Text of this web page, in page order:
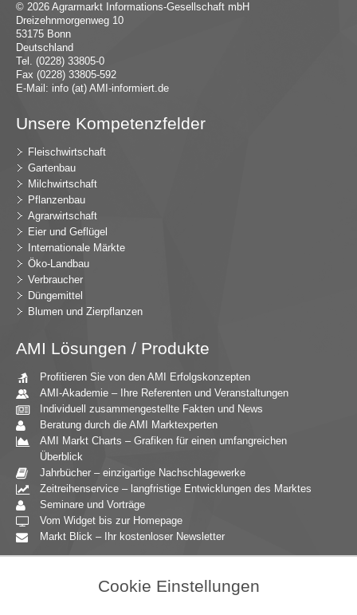
© 2026 Agrarmarkt Informations-Gesellschaft mbH
Dreizehnmorgenweg 10
53175 Bonn
Deutschland
Tel. (0228) 33805-0
Fax (0228) 33805-592
E-Mail: info (at) AMI-informiert.de
Unsere Kompetenzfelder
Fleischwirtschaft
Gartenbau
Milchwirtschaft
Pflanzenbau
Agrarwirtschaft
Eier und Geflügel
Internationale Märkte
Öko-Landbau
Verbraucher
Düngemittel
Blumen und Zierpflanzen
AMI Lösungen / Produkte
Profitieren Sie von den AMI Erfolgskonzepten
AMI-Akademie – Ihre Referenten und Veranstaltungen
Individuell zusammengestellte Fakten und News
Beratung durch die AMI Marktexperten
AMI Markt Charts – Grafiken für einen umfangreichen
Überblick
Jahrbücher – einzigartige Nachschlagewerke
Zeitreihenservice – langfristige Entwicklungen des Marktes
Seminare und Vorträge
Vom Widget bis zur Homepage
Markt Blick – Ihr kostenloser Newsletter
Cookie Einstellungen